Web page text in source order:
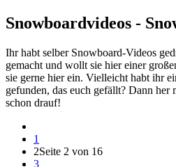
Snowboardvideos -
Ihr habt selber Snowboard-Videos
gemacht und wollt sie hier einer
sie gerne hier ein. Vielleicht habt ihr
gefunden, das euch gefällt? Dann
schon drauf!
1
2Seite 2 von 16
3